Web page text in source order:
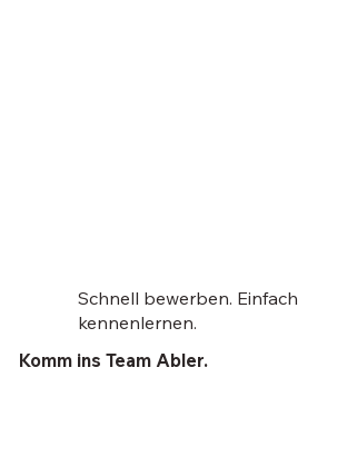
Schnell bewerben. Einfach
kennenlernen.
Komm ins Team Abler.